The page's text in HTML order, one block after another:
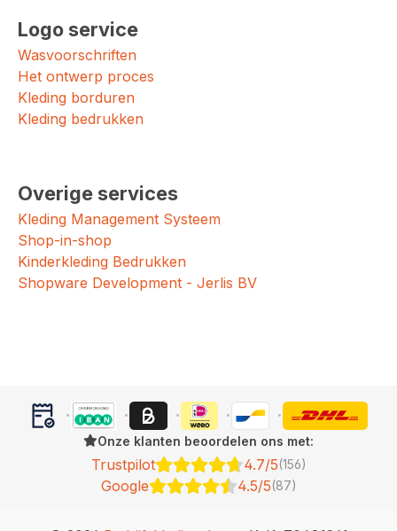
Logo service
Wasvoorschriften
Het ontwerp proces
Kleding borduren
Kleding bedrukken
Overige services
Kleding Management Systeem
Shop-in-shop
Kinderkleding Bedrukken
Shopware Development - Jerlis BV
Onze klanten beoordelen ons met:
Trustpilot 4.7/5(156)
Google 4.5/5(87)